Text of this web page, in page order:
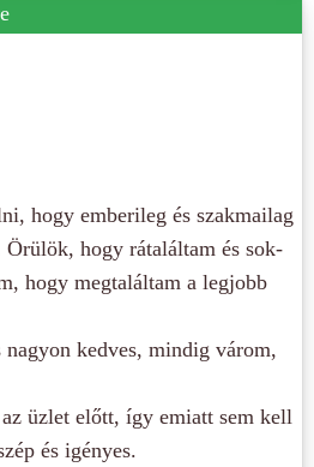
hogy emberileg és szakmailag
hogy rátaláltam és sok-
hogy megtaláltam a legjobb
nagyon kedves, mindig várom,
üzlet előtt, így emiatt sem kell
és igényes.